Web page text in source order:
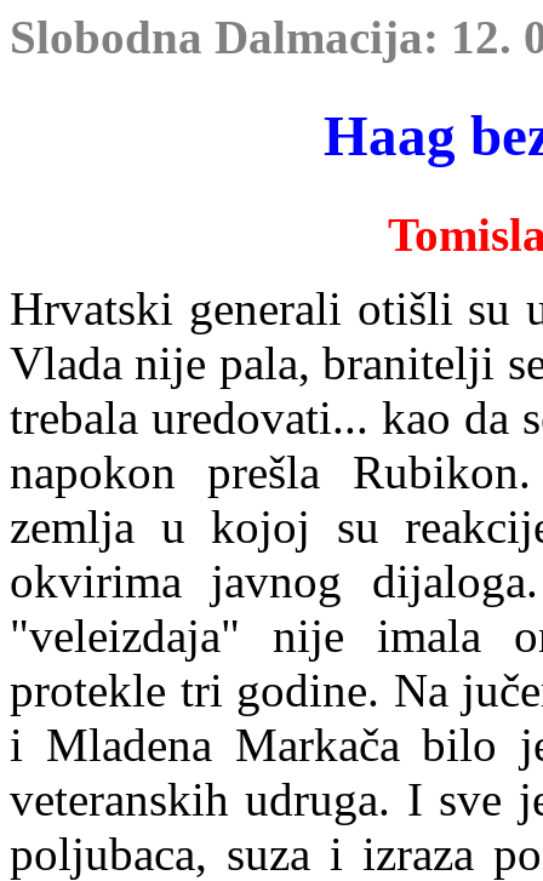
Slobodna Dalmacija: 12.
Haag
Hrvatski generali otišli su
Vlada nije pala, branitelji
trebala uredovati... kao da
napokon prešla
zemlja u kojoj su
okvirima javnog
"veleizdaja" nije imala
protekle tri godine. Na
i Mladena Markača bilo
veteranskih udruga. I sve
poljubaca, suza i izraza